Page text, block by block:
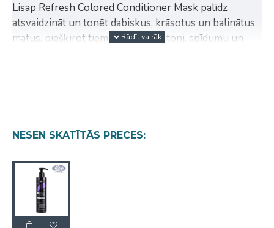
Lisap Refresh Colored Conditioner Mask palīdz
atsvaidzināt un tonēt dabiskus, krāsotus un balinātus
matus, piešķirot tiem intensīvāku toni, spīdumu un
Redzams rezultāts jau pēc dažām minūtēm
Krāsas tonis izbalē vienmērīgi un saglabā
dabisku efektu
Nesatur amonjaku
Formula bagātināta ar 100% dabīgu kamēlijas
eļļu un wakame aļģu ekstraktu
NESEN SKATĪTĀS PRECES: